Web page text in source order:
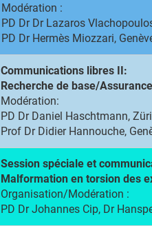
Modération :
PD Dr Dr Lazaros
PD Dr Hermès Miozzari,
Communications libres II:
Recherche de base/
Modération:
PD Dr Daniel Haschtmann,
Prof Dr Didier Hannouche,
Session spéciale et
Malformation en torsion des
Organisation/Modération :
PD Dr Johannes Cip, Dr